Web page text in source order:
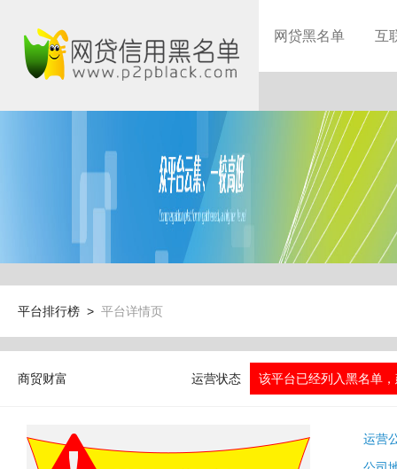
网贷黑名单 互
平台排行榜 > 平台详情页
商贸财富 运营状态 该平台已经列入黑名单
运营